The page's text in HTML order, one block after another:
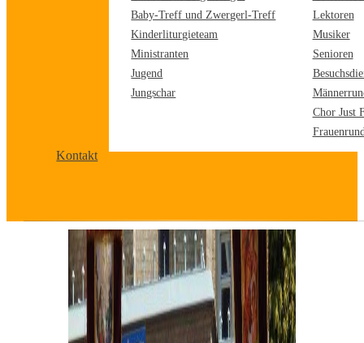
Baby-Treff und Zwergerl-Treff
Kinderliturgieteam
Ministranten
Jugend
Jungschar
Lektoren
Musiker
Senioren
Chor Just
Kontakt